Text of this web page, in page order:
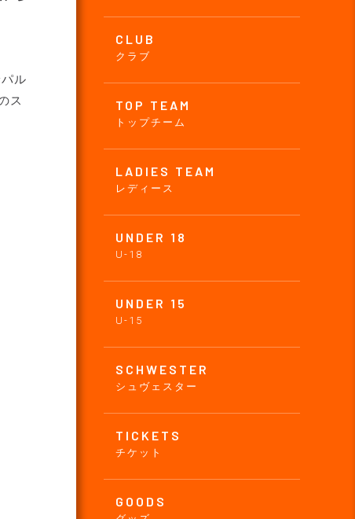
CLUB
クラブ
TOP TEAM
トップチーム
LADIES TEAM
レディース
UNDER 18
U-18
UNDER 15
U-15
SCHWESTER
シュヴェスター
TICKETS
チケット
GOODS
ル
ス